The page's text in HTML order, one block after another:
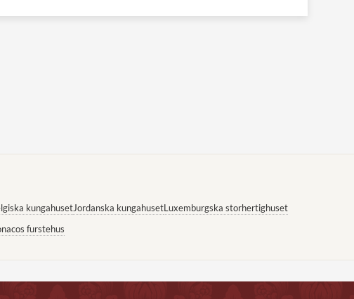
kungahusetJordanska kungahusetLuxemburgska storhertighuset
furstehus